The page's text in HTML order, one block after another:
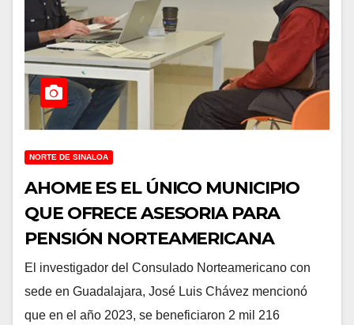
NORTE DE SINALOA
AHOME ES EL ÚNICO MUNICIPIO
QUE OFRECE ASESORIA PARA
PENSIÓN NORTEAMERICANA
El investigador del Consulado Norteamericano con
sede en Guadalajara, José Luis Chávez mencionó
que en el año 2023, se beneficiaron 2 mil 216